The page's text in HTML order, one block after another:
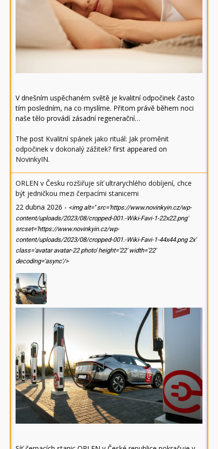
V dnešním uspěchaném světě je kvalitní odpočinek často
tím posledním, na co myslíme. Přitom právě během noci
naše tělo provádí zásadní regenerační…
The post Kvalitní spánek jako rituál: Jak proměnit
odpočinek v dokonalý zážitek? first appeared on
NovinkyIN.
ORLEN v Česku rozšiřuje síť ultrarychlého dobíjení, chce
být jedničkou mezi čerpacími stanicemi
22 dubna 2026 - <img alt='' src='https://www.novinkyin.cz/wp-
content/uploads/2023/08/cropped-001.-Wiki-Favi-1-22x22.png'
srcset='https://www.novinkyin.cz/wp-
content/uploads/2023/08/cropped-001.-Wiki-Favi-1-44x44.png 2x'
class='avatar avatar-22 photo' height='22' width='22'
decoding='async'/>